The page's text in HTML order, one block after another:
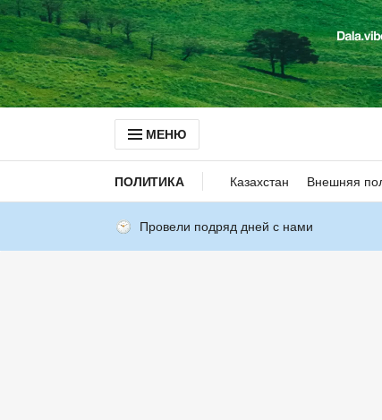
МЕНЮ
ПОЛИТИКА Казахстан Внешняя
Провели подряд дней с нами